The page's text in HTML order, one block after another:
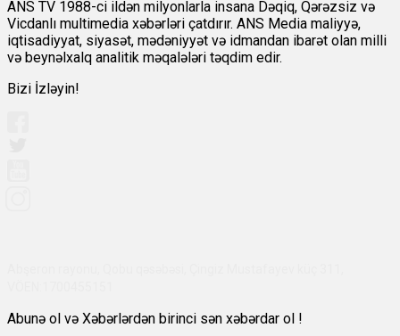
ANS TV 1988-ci ildən milyonlarla insana Dəqiq, Qərəzsiz və
Vicdanlı multimedia xəbərləri çatdırır. ANS Media maliyyə,
iqtisadiyyat, siyasət, mədəniyyət və idmandan ibarət olan milli
və beynəlxalq analitik məqalələri təqdim edir.
Bizi İzləyin!
Abunə ol və Xəbərlərdən birinci sən xəbərdar ol !